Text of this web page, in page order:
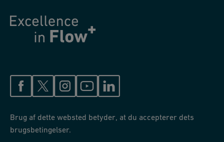
Brug af dette websted betyder, at du accepterer dets
brugsbetingelser.